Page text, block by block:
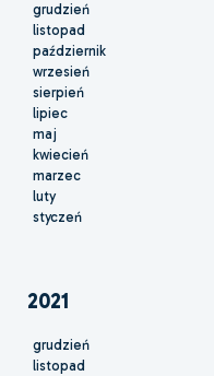
grudzień
listopad
październik
wrzesień
sierpień
lipiec
maj
kwiecień
marzec
luty
styczeń
2021
grudzień
listopad